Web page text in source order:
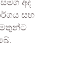
අද
සහ